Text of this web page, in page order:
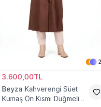
2
3.600,00TL
Beyza Kahverengi Süet
Kumaş Ön Kısmı Düğmeli